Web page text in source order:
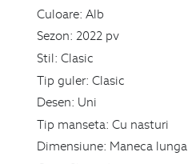
Culoare: Alb
Sezon: 2022 pv
Stil: Clasic
Tip guler: Clasic
Desen: Uni
Tip manseta: Cu nasturi
Dimensiune: Maneca lunga